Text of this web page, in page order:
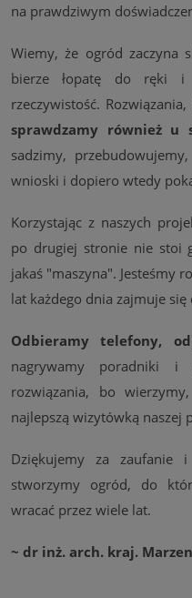
na prawdziwym
Wiemy, że ogród zaczyna
bierze łopatę do ręki i
rzeczywistość.
sprawdzamy również u
sadzimy,
wnioski i dopiero wtedy
Korzystając z naszych
po drugiej stronie nie stoi
jakaś "maszyna". Jesteśmy
lat każdego dnia zajmuje
Odbieramy telefony,
nagrywamy poradniki i
rozwiązania, bo
najlepszą wizytówką naszej
Dziękujemy za zaufanie
stworzymy ogród, do
wracać przez wiele lat.
~ dr inż. arch. kraj.